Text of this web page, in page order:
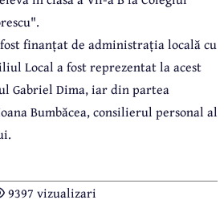
finanțat de administrația locală cu
Local a fost reprezentat la acest
Gabriel Dima, iar din partea
Bumbăcea, consilierul personal al
9397 vizualizari